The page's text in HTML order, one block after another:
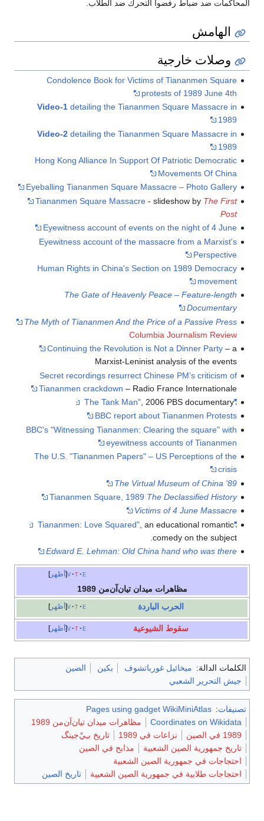
المحاكمات ضد ضباط رفضوا التحرك ضد الطلاب.
الهامش
وصلات خارجية
Condolence Book for Victims of Tiananmen Square
protests of 1989 June 4th
Video-1detailing the Tiananmen Square Massacre in
1989
Video-2detailing the Tiananmen Square Massacre in
1989
Hong Kong Alliance In Support Of Patriotic Democratic
Movements Of China
Eyeballing Tiananmen Square Massacre – Photo Gallery
Tiananmen Square Massacre- slideshow by The First
Post
Eyewitness account of events on the night of 4 June
Eyewitness account of the massacre from a Marxist's
Perspective
Human Rights in China's Section on 1989 Democracy
movement
The Gate of Heavenly Peace – Feature-length
Documentary
The Myth of Tiananmen And the Price of a Passive Press
Columbia Journalism Review
Continuing the Revolution is Not a Dinner Party– a
Marxist-Leninist analysis of the events
Secret recordings resurrect Chinese PM’s criticism of
Tiananmen crackdown – Radio France Internationale
"The Tank Man"
, 2006 PBS documentary
BBC report about Tiananmen Protests
BBC's "Witnessing Tiananmen: Clearing the square" with
eyewitness accounts of Tiananmen
The U.S. "Tiananmen Papers" – US Perceptions of the
crisis
The Virtual Museum of China '89
Tiananmen Square, 1989 The Declassified History
Victims of 4 June Massacre
"Tiananmen: Love Squared"
, an educational romantic
comedy on the subject.
Edward E. Lehman: Old China hand who was there
أظهر v t e
مظاهرات ميدان تيان‌آن‌من 1989
أظهر v t e الحرب الباردة
أظهر v t e سقوط الشيوعية
الكلمات الدالة: ميخائيل غورباتشوف بكين
الصين
جيش التحرير الشعبي
تصنيفات:
Pages using gadget WikiMiniAtlas
Coordinates on Wikidata
مظاهرات ميدان تيان‌آن‌من 1989
1989 في الصين
نزاعات في 1989
تاريخ بـِيْ‌جينگ
تاريخ جمهورية الصين الشعبية
مذابح في الصين
احتجاجات في جمهورية الصين الشعبية
احتجاجات طلابية في جمهورية الصين الشعبية
تاريخ الصين